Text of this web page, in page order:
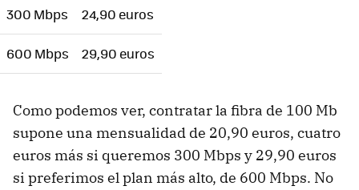
300 Mbps 24,90 euros
600 Mbps 29,90 euros
Como podemos ver, contratar la fibra de 100 Mb
supone una mensualidad de 20,90 euros, cuatro
euros más si queremos 300 Mbps y 29,90 euros
si preferimos el plan más alto, de 600 Mbps. No